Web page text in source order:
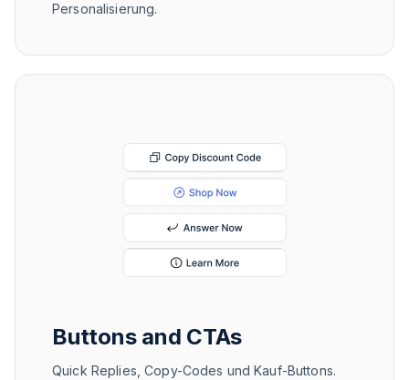
Personalisierung.
Buttons and CTAs
Quick Replies, Copy-Codes und Kauf-Buttons.